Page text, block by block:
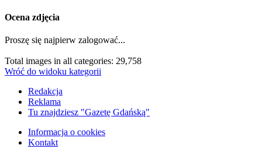
Ocena zdjęcia
Proszę się najpierw zalogować...
Total images in all categories: 29,758
Wróć do widoku kategorii
Redakcja
Reklama
Tu znajdziesz "Gazetę Gdańską"
Informacja o cookies
Kontakt